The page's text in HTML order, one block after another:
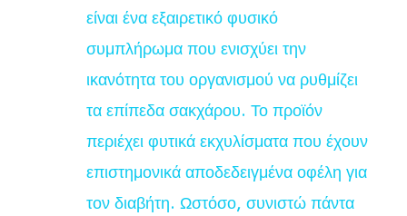
είναι ένα εξαιρετικό φυσικό
συμπλήρωμα που ενισχύει την
ικανότητα του οργανισμού να ρυθμίζει
τα επίπεδα σακχάρου. Το προϊόν
περιέχει φυτικά εκχυλίσματα που έχουν
επιστημονικά αποδεδειγμένα οφέλη για
τον διαβήτη. Ωστόσο, συνιστώ πάντα